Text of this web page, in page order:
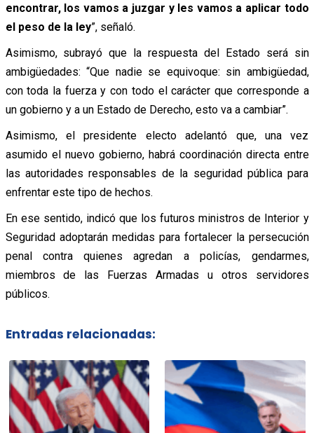
encontrar, los vamos a juzgar y les vamos a aplicar todo
el peso de la ley”, señaló.
Asimismo, subrayó que la respuesta del Estado será sin
ambigüedades: “Que nadie se equivoque: sin ambigüedad,
con toda la fuerza y con todo el carácter que corresponde a
un gobierno y a un Estado de Derecho, esto va a cambiar”.
Asimismo, el presidente electo adelantó que, una vez
asumido el nuevo gobierno, habrá coordinación directa entre
las autoridades responsables de la seguridad pública para
enfrentar este tipo de hechos.
En ese sentido, indicó que los futuros ministros de Interior y
Seguridad adoptarán medidas para fortalecer la persecución
penal contra quienes agredan a policías, gendarmes,
miembros de las Fuerzas Armadas u otros servidores
públicos.
Entradas relacionadas: